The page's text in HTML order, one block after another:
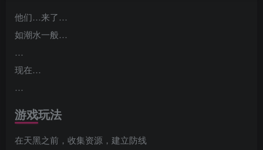
他们…来了…
如潮水一般…
…
现在…
…
游戏玩法
在天黑之前，收集资源，建立防线